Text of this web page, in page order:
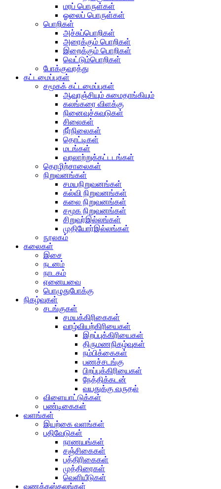
மரப் பொருள்கள்
ஓலைப் பொருள்கள்
பொறிகள்
அச்சுப்பொறிகள்
அரைக்கும் பொறிகள்
இறைக்கும் பொறிகள்
வெட்டும்பொறிகள்
போக்குவரத்து
கட்டமைப்புகள்
சமூகக் கட்டமைப்புகள்
ஆவுரஞ்சியும் சுமைதாங்கியும்
கலங்கரை விளக்கு
நினைவுச்சுவடுகள்
சிலைகள்
நீர்நிலைகள்
தொட்டிகள்
மடங்கள்
வரலாற்றுக்கட்டடங்கள்
தொழிற்சாலைகள்
நிறுவனங்கள்
சமயநிறுவனங்கள்
கல்வி நிறுவனங்கள்
கலை நிறுவனங்கள்
சமூக நிறுவனங்கள்
சிறுவர்இல்லங்கள்
முதியோர்இல்லங்கள்
நூலகம்
கலைகள்
இசை
நடனம்
நாடகம்
ஏனையவை
பொழுதுபோக்கு
நிகழ்வுகள்
சடங்குகள்
சமயக்கிரிகைகள்
வாழ்வியற்கிரியைகள்
இறப்புக்கிரியைகள்
திருமணநிகழ்வுகள்
நம்பிக்கைகள்
பணச்சடங்கு
பிறப்புக்கிரியைகள்
நேத்திக்கடன்
வயதுக்கு வருதல்
விளையாட்டுக்கள்
பண்டிகைகள்
வளங்கள்
இயற்கை வளங்கள்
பதிவேடுகள்
நாணயங்கள்
சஞ்சிகைகள்
பத்திரிகைகள்
முத்திரைகள்
வெளியீடுகள்
வணக்கஸ்தலங்கள்